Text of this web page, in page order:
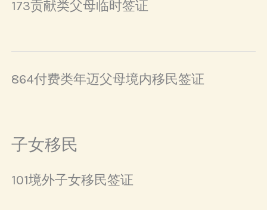
173贡献类父母临时签证
864付费类年迈父母境内移民签证
子女移民
101境外子女移民签证